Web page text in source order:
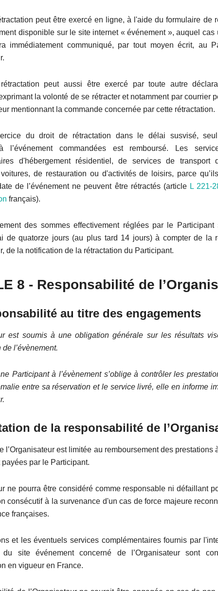
peut être exercé en ligne, à l'aide du formulaire de
disponible sur le site internet « événement », auquel cas
immédiatement communiqué, par tout moyen écrit, au
peut aussi être exercé par toute autre
la volonté de se rétracter et notamment par courrier
mentionnant la commande concernée par cette rétractation.
du droit de rétractation dans le délai susvisé,
l’événement commandées est remboursé. Les
d'hébergement résidentiel, de services de transport
de restauration ou d'activités de loisirs, parce
de l’événement ne peuvent être rétractés (article L 221-
français).
des sommes effectivement réglées par le Participant
de quatorze jours (au plus tard 14 jours) à compter de la
de la notification de la rétractation du Participant.
8 - Responsabilité de
au titre des engagements
est soumis à une obligation générale sur les résultats
de l’évènement.
Participant à l’évènement s’oblige à contrôler les
entre sa réservation et le service livré, elle en informe
de la responsabilité de
l’Organisateur est limitée au remboursement des prestations
par le Participant.
ne pourra être considéré comme responsable ni défaillant
consécutif à la survenance d'un cas de force majeure
françaises.
et les éventuels services complémentaires fournis par
du site événement concerné de l’Organisateur sont
en vigueur en France.